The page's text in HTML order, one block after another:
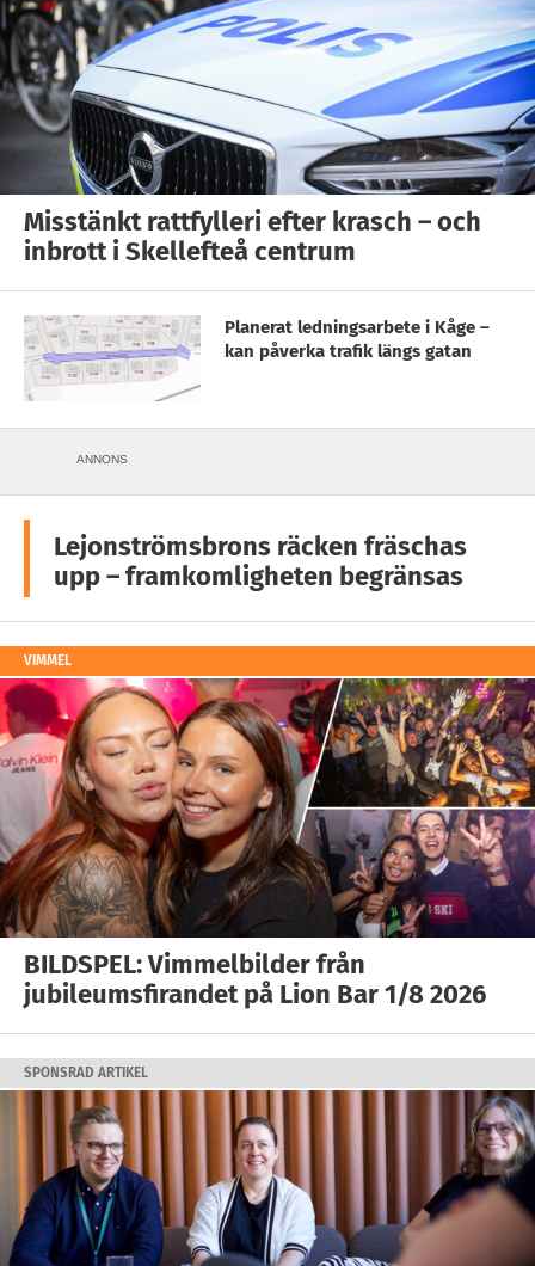
Misstänkt rattfylleri efter krasch – och
inbrott i Skellefteå centrum
Planerat ledningsarbete i Kåge –
kan påverka trafik längs gatan
ANNONS
Lejonströmsbrons räcken fräschas
upp – framkomligheten begränsas
VIMMEL
BILDSPEL: Vimmelbilder från
jubileumsfirandet på Lion Bar 1/8 2026
SPONSRAD ARTIKEL